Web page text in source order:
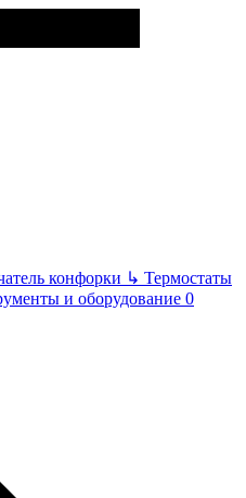
конфорки ↳ Термостаты